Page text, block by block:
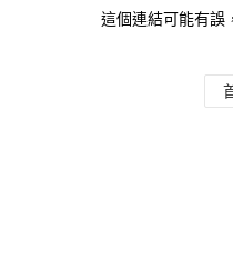
這個連結可能有誤